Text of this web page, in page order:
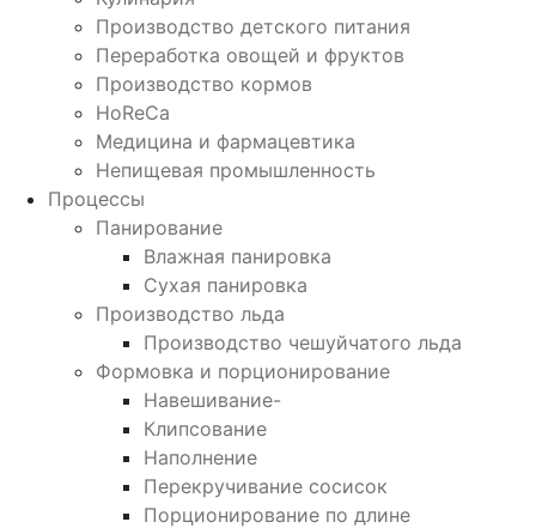
Производство детского питания
Переработка овощей и фруктов
Производство кормов
HoReCa
Медицина и фармацевтика
Непищевая промышленность
Процессы
Панирование
Влажная панировка
Сухая панировка
Производство льда
Производство чешуйчатого льда
Формовка и порционирование
Навешивание-
Клипсование
Наполнение
Перекручивание сосисок
Порционирование по длине